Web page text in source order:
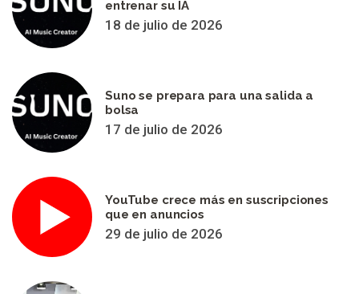
entrenar su IA
18 de julio de 2026
Suno se prepara para una salida a
bolsa
17 de julio de 2026
YouTube crece más en suscripciones
que en anuncios
29 de julio de 2026